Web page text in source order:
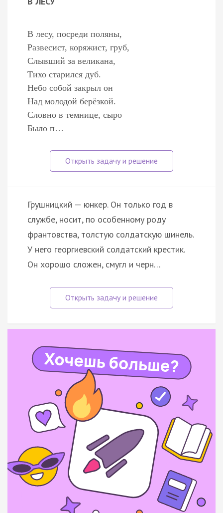
В лесу, посреди поляны,
Развесист, коряжист, груб,
Слывший за великана,
Тихо старился дуб.
Небо собой закрыл он
Над молодой берёзкой.
Словно в темнице, сыро
Было п…
Грушницкий — юнкер. Он только год в
службе, носит, по особенному роду
франтовства, толстую солдатскую шинель.
У него георгиевский солдатский крестик.
Он хорошо сложен, смугл и черн…